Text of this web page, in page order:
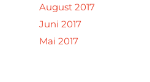
August 2017
Juni 2017
Mai 2017